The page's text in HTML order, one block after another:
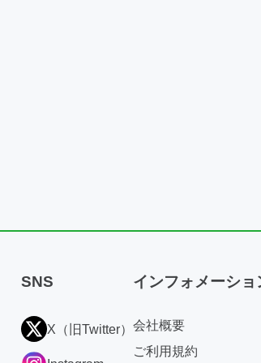
SNS
X（旧Twitter）
インフォメーショ
会社概要
ご利用規約